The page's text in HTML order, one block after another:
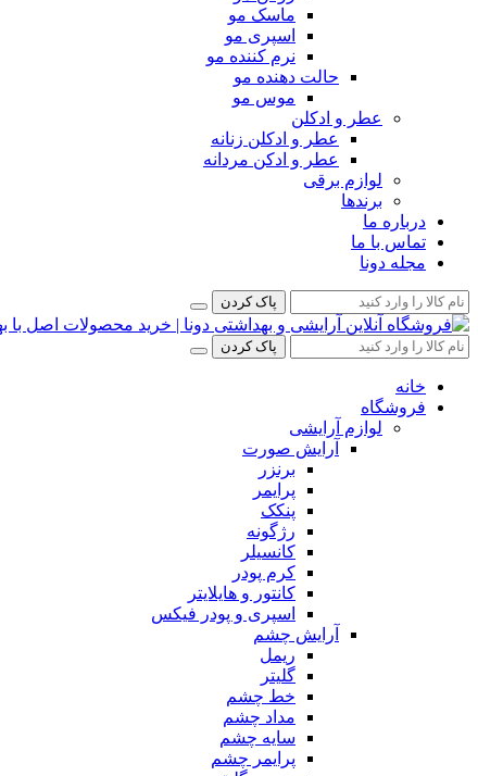
ماسک مو
اسپری مو
نرم کننده مو
حالت دهنده مو
موس مو
عطر و ادکلن
عطر و ادکلن زنانه
عطر و ادکن مردانه
لوازم برقی
برندها
درباره ما
تماس با ما
مجله دونا
پاک کردن
پاک کردن
خانه
فروشگاه
لوازم آرایشی
آرایش صورت
برنزر
پرایمر
پنکک
رژگونه
کانسیلر
کرم پودر
کانتور و هایلایتر
اسپری و پودر فیکس
آرایش چشم
ریمل
گلیتر
خط چشم
مداد چشم
سایه چشم
پرایمر چشم